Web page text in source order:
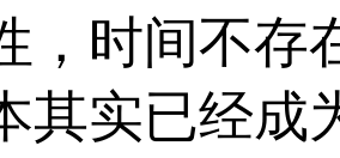
，时间不存
其实已经成